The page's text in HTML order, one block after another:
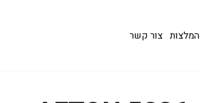
המלצות צור קשר